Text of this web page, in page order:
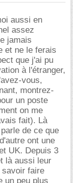
aussi en
assez
jamais
et ne le ferais
que j'ai pu
à l'étranger,
vous,
montrez-
un poste
on me
fait). Là
de ce que
ont une
UK. Depuis 3
là aussi leur
faire
un peu plus